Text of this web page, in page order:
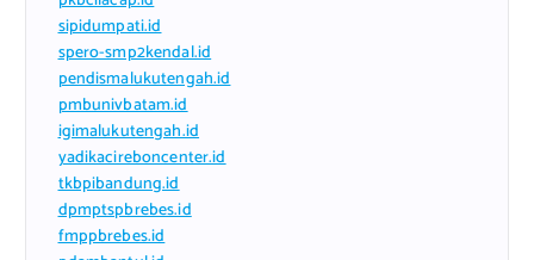
sipidumpati.id
spero-smp2kendal.id
pendismalukutengah.id
pmbunivbatam.id
igimalukutengah.id
yadikacireboncenter.id
tkbpibandung.id
dpmptspbrebes.id
fmppbrebes.id